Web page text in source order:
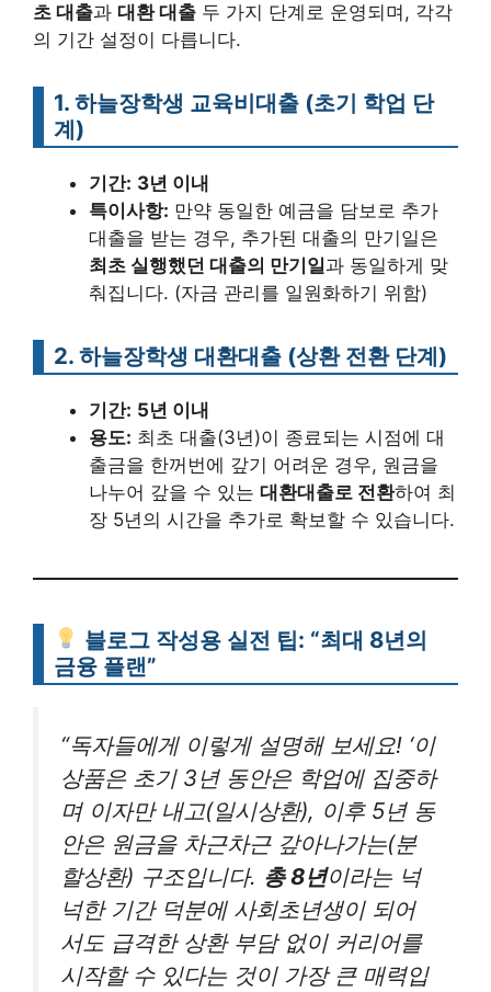
초 대출과 대환 대출 두 가지 단계로 운영되며, 각각
의 기간 설정이 다릅니다.
1. 하늘장학생 교육비대출 (초기 학업 단
계)
기간: 3년 이내
특이사항: 만약 동일한 예금을 담보로 추가
대출을 받는 경우, 추가된 대출의 만기일은
최초 실행했던 대출의 만기일과 동일하게 맞
춰집니다. (자금 관리를 일원화하기 위함)
2. 하늘장학생 대환대출 (상환 전환 단계)
기간: 5년 이내
용도: 최초 대출(3년)이 종료되는 시점에 대
출금을 한꺼번에 갚기 어려운 경우, 원금을
나누어 갚을 수 있는 대환대출로 전환하여 최
장 5년의 시간을 추가로 확보할 수 있습니다.
블로그 작성용 실전 팁: “최대 8년의
금융 플랜”
“독자들에게 이렇게 설명해 보세요! ‘이
상품은 초기 3년 동안은 학업에 집중하
며 이자만 내고(일시상환), 이후 5년 동
안은 원금을 차근차근 갚아나가는(분
할상환) 구조입니다. 총 8년이라는 넉
넉한 기간 덕분에 사회초년생이 되어
서도 급격한 상환 부담 없이 커리어를
시작할 수 있다는 것이 가장 큰 매력입